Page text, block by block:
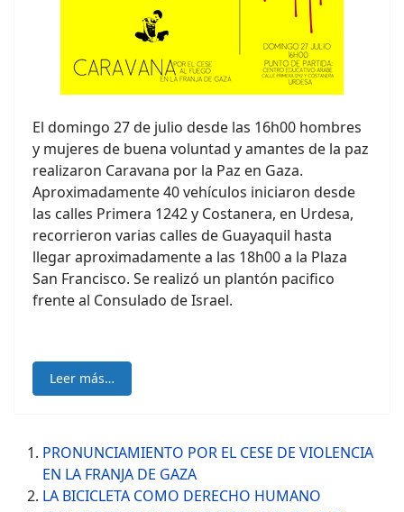
El domingo 27 de julio desde las 16h00 hombres
y mujeres de buena voluntad y amantes de la paz
realizaron Caravana por la Paz en Gaza.
Aproximadamente 40 vehículos iniciaron desde
las calles Primera 1242 y Costanera, en Urdesa,
recorrieron varias calles de Guayaquil hasta
llegar aproximadamente a las 18h00 a la Plaza
San Francisco. Se realizó un plantón pacifico
frente al Consulado de Israel.
Leer más…
PRONUNCIAMIENTO POR EL CESE DE VIOLENCIA
EN LA FRANJA DE GAZA
LA BICICLETA COMO DERECHO HUMANO